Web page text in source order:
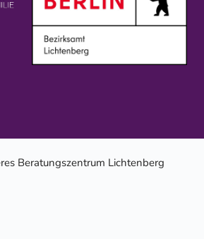
Beratungszentrum Lichtenberg